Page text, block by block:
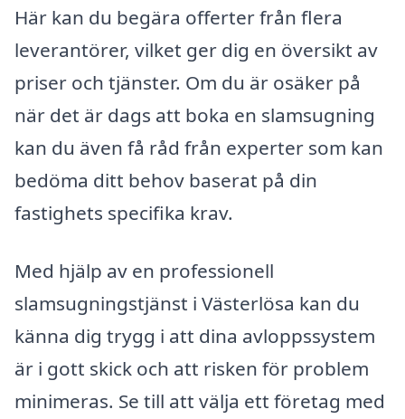
Här kan du begära offerter från flera
leverantörer, vilket ger dig en översikt av
priser och tjänster. Om du är osäker på
när det är dags att boka en slamsugning
kan du även få råd från experter som kan
bedöma ditt behov baserat på din
fastighets specifika krav.
Med hjälp av en professionell
slamsugningstjänst i Västerlösa kan du
känna dig trygg i att dina avloppssystem
är i gott skick och att risken för problem
minimeras. Se till att välja ett företag med